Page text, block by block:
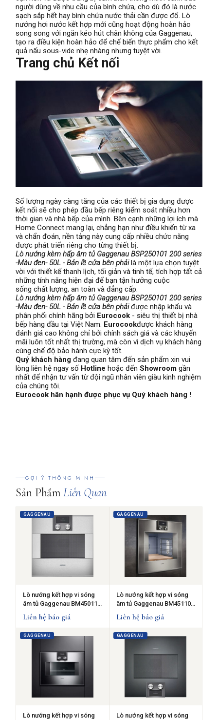
người dùng về nhu cầu của bình chứa, cho dù đó là nước
sạch sắp hết hay bình chứa nước thải cần được đổ. Lò
nướng hơi nước kết hợp mới cũng hoạt động hoàn hảo
song song với ngăn kéo hút chân không của Gaggenau,
tạo ra điều kiện hoàn hảo để chế biến thực phẩm cho kết
quả nấu sous-vide nhẹ nhàng nhưng tuyệt vời.
Trang chủ Kết nối
Số lượng ngày càng tăng của các thiết bị gia dụng được
kết nối sẽ cho phép đầu bếp riêng kiểm soát nhiều hơn
thời gian và nhà bếp của mình. Bên cạnh những lợi ích mà
Home Connect mang lại, chẳng hạn như điều khiển từ xa
và chẩn đoán, nền tảng này cung cấp nhiều chức năng
được phát triển riêng cho từng thiết bị.
Lò nướng kèm hấp âm tủ Gaggenau BSP250101 200 series
-Màu đen- 50L - Bản lề cửa bên phảilà một lựa chọn tuyệt
vời với thiết kế thanh lịch, tối giản và tinh tế, tích hợp tất cả
những tính năng hiện đại để bạn tận hưởng cuộc
sống chất lượng, an toàn và đẳng cấp.
Lò nướng kèm hấp âm tủ Gaggenau BSP250101 200 series
-Màu đen- 50L - Bản lề cửa bên phảiđược nhập khẩu và
phân phối chính hãng bởi Eurocook - siêu thị thiết bị nhà
bếp hàng đầu tại Việt Nam. Eurocookđược khách hàng
đánh giá cao không chỉ bởi chính sách giá và các khuyến
mãi luôn tốt nhất thị trường, mà còn vì dịch vụ khách hàng
cùng chế độ bảo hành cực kỳ tốt.
Quý khách hàng đang quan tâm đến sản phẩm xin vui
lòng liên hệ ngay số Hotline hoặc đến Showroom gần
nhất để nhận tư vấn từ đội ngũ nhân viên giàu kinh nghiệm
của chúng tôi.
Eurocook hân hạnh được phục vụ Quý khách hàng !
GỢI Ý THÔNG MINH
Sản PhẩmLiên Quan
GAGGENAU
Lò nướng kết hợp vi sóng
âm tủ Gaggenau BM450110
400 series-Thép không
gỉ-50L -Bản lề cửa bên trái
Liên hệ báo giá
GAGGENAU
Lò nướng kết hợp vi sóng
âm tủ Gaggenau BM451100
400 series-Thép không
gỉ-50L -Bản lề cửa bên trái
Liên hệ báo giá
GAGGENAU
Lò nướng kết hợp vi sóng
GAGGENAU
Lò nướng kết hợp vi sóng